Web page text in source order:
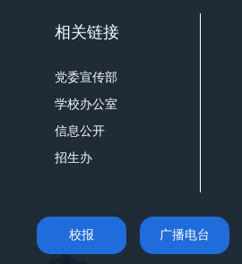
相关链接
党委宣传部
学校办公室
信息公开
招生办
校报 广播电台